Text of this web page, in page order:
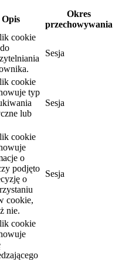
Opis
Okres
przechowywania
cookie
Sesja
cookie
typ
lub
Sesja
cookie
o
podjęto
o
cookie,
nie.
Sesja
cookie